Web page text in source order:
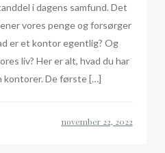
i dagens samfund. Det
vores penge og forsørger
er et kontor egentlig? Og
liv? Her er alt, hvad du har
kontorer. De første […]